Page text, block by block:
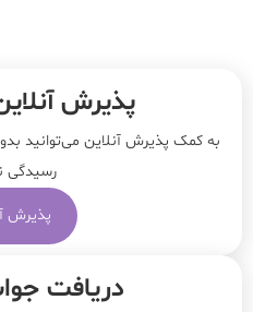
پذیرش
به کمک پذیرش آنلاین می‌توانید
رسیدگی
پذیرش
دریافت